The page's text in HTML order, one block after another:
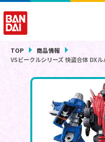
TOP
商品情報
VSビークルシリーズ 快盗合体 DX